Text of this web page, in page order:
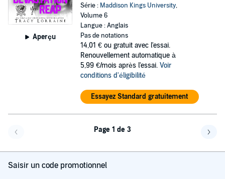
Aperçu
Série : Maddison Kings University,
Volume 6
Langue : Anglais
Pas de notations
14,01 € ou gratuit avec l'essai.
Renouvellement automatique à
5,99 €/mois après l'essai. Voir
conditions d'éligibilité
Essayez Standard gratuitement
Page 1 de 3
Saisir un code promotionnel